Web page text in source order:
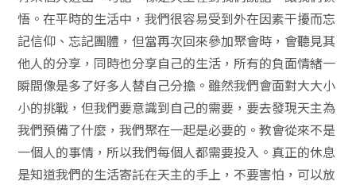
悟。在平時的生活中，我們很容易受到外在因素干擾而忘
記信仰、忘記團體，但當再次回來參加聚會時，會聽見其
他人的分享，同時也分享自己的生活，所有的負面情緒一
瞬間像是多了好多人替自己分擔。雖然我們會面對大大小
小的挑戰，但我們要意識到自己的需要，要去發現天主為
我們預備了什麼，我們聚在一起是必要的。教會從來不是
一個人的事情，所以我們每個人都需要投入。真正的休息
是知道我們的生活寄託在天主的手上，不要害怕，可以放